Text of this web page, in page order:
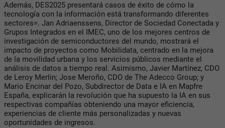
Además, DES2025 presentará casos de éxito de cómo la
tecnología con la información está transformando diferentes
sectores=. Jan Adriaenssens, Director de Sociedad Conectada y
Grupos Integrados en el IMEC, uno de los mejores centros de
investigación de semiconductores del mundo, mostrará el
impacto de proyectos como Mobilidata, centrado en la mejora
de la movilidad urbana y los servicios públicos mediante el
análisis de datos a tiempo real. Asimismo, Javier Martínez, CDO
de Leroy Merlin; Jose Meroño, CDO de The Adecco Group; y
Mario Encinar del Pozo, Subdirector de Data e IA en Mapfre
España, explicarán la revolución que ha supuesto la IA en sus
respectivas compañías obteniendo una mayor eficiencia,
experiencias de cliente más personalizadas y nuevas
oportunidades de ingresos.